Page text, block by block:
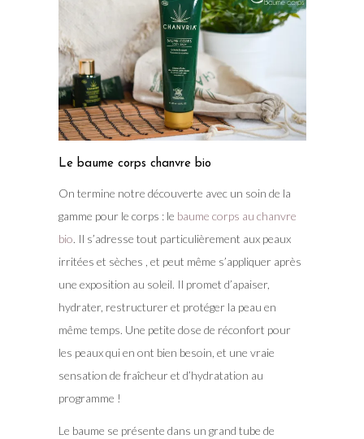
Le baume corps chanvre bio
On termine notre découverte avec un soin de la
gamme pour le corps : le baume corps au chanvre
bio. Il s’adresse tout particulièrement aux peaux
irritées et sèches , et peut même s’appliquer après
une exposition au soleil. Il promet d’apaiser,
hydrater, restructurer et protéger la peau en
même temps. Une petite dose de réconfort pour
les peaux qui en ont bien besoin, et une vraie
sensation de fraîcheur et d’hydratation au
programme !
Le baume se présente dans un grand tube de